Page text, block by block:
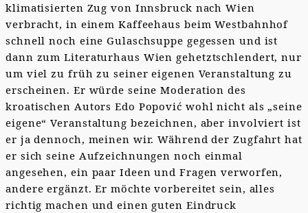
klimatisierten Zug von Innsbruck nach Wien
verbracht, in einem Kaffeehaus beim Westbahnhof
schnell noch eine Gulaschsuppe gegessen und ist
dann zum Literaturhaus Wien gehetztschlendert, nur
um viel zu früh zu seiner eigenen Veranstaltung zu
erscheinen. Er würde seine Moderation des
kroatischen Autors Edo Popović wohl nicht als „seine
eigene“ Veranstaltung bezeichnen, aber involviert ist
er ja dennoch, meinen wir. Während der Zugfahrt hat
er sich seine Aufzeichnungen noch einmal
angesehen, ein paar Ideen und Fragen verworfen,
andere ergänzt. Er möchte vorbereitet sein, alles
richtig machen und einen guten Eindruck